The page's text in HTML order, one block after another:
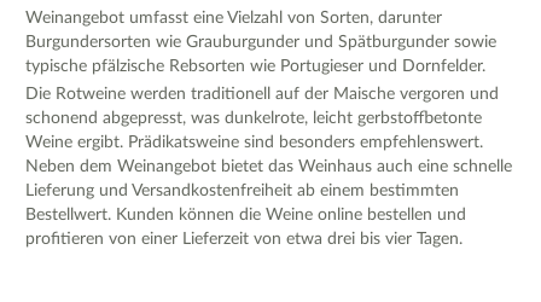
Weinangebot umfasst eine Vielzahl von Sorten, darunter
Burgundersorten wie Grauburgunder und Spätburgunder sowie
typische pfälzische Rebsorten wie Portugieser und Dornfelder.
Die Rotweine werden traditionell auf der Maische vergoren und
schonend abgepresst, was dunkelrote, leicht gerbstoffbetonte
Weine ergibt. Prädikatsweine sind besonders empfehlenswert.
Neben dem Weinangebot bietet das Weinhaus auch eine schnelle
Lieferung und Versandkostenfreiheit ab einem bestimmten
Bestellwert. Kunden können die Weine online bestellen und
profitieren von einer Lieferzeit von etwa drei bis vier Tagen.